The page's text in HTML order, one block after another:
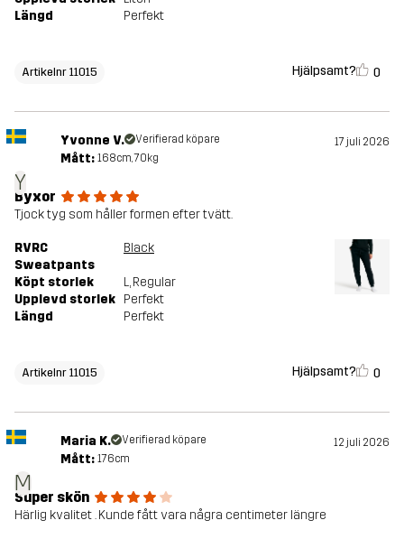
Längd
Perfekt
Artikelnr 11015 Hjälpsamt? 0
Y
Yvonne V. Verifierad köpare 17 juli 2026
Mått: 168cm, 70kg
Byxor
Tjock tyg som håller formen efter tvätt.
RVRC
Sweatpants
Black
Köpt storlek L, Regular
Upplevd storlek Perfekt
Längd
Perfekt
Artikelnr 11015 Hjälpsamt? 0
M
Maria K. Verifierad köpare 12 juli 2026
Mått: 176cm
Super skön
Härlig kvalitet . Kunde fått vara några centimeter längre